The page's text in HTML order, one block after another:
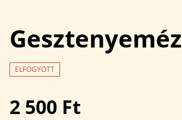
Gesztenyeméz
ELFOGYOTT
2 500 Ft